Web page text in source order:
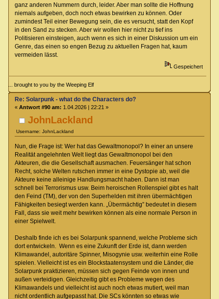
ganz anderen Nummern durch, leider. Aber man sollte die Hoffnung
niemals aufgeben, doch noch etwas bewirken zu können. Oder
zumindest Teil einer Bewegung sein, die es versucht, statt den Kopf
in den Sand zu stecken. Aber wir wollen hier nicht zu tief ins
Politisieren einsteigen, auch wenn es sich in einer Diskussion um ein
Genre, das einen so engen Bezug zu aktuellen Fragen hat, kaum
vermeiden lässt.
Gespeichert
... brought to you by the Weeping Elf
JohnLackland
Username: JohnLackland
Re: Solarpunk - what do the Characters do?
« Antwort #90 am: 1.04.2026 | 22:21 »
Nun, die Frage ist: Wer hat das Gewaltmonopol? In einer an unsere
Realität angelehnten Welt liegt das Gewaltmonopol bei den
Akteuren, die die Gesellschaft ausmachen. Feuersänger hat schon
Recht, solche Welten rutschen immer in eine Dystopie ab, weil die
Akteure keine alleinige Handlungsmacht haben. Dann ist man
schnell bei Terrorismus usw. Beim heroischen Rollenspiel gibt es halt
den Feind (TM), der von den Superhelden mit ihren übermächtigen
Fähigkeiten besiegt werden kann. „Übermächtig” bedeutet in diesem
Fall, dass sie weit mehr bewirken können als eine normale Person in
einer Spielwelt.
Deshalb finde ich es bei Solarpunk spannend, welche Probleme sich
dort entwickeln. Wenn es eine Zukunft der Erde ist, dann werden
Klimawandel, autoritäre Spinner, Misogynie usw. weiterhin eine Rolle
spielen. Vielleicht ist es ein Blockstaatensystem und die Länder, die
Solarpunk praktizieren, müssen sich gegen Feinde von innen und
außen verteidigen. Gleichzeitig gibt es Probleme wegen des
Klimawandels und vielleicht ist auch noch etwas mutiert, weil man
nicht ordentlich aufgepasst hat. Die SCs könnten so etwas wie